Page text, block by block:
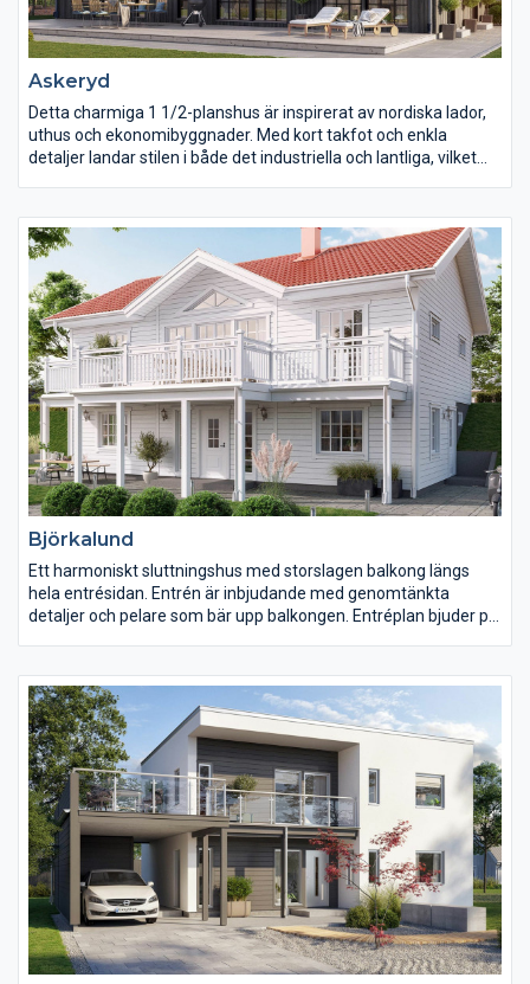
Askeryd
Detta charmiga 1 1/2-planshus är inspirerat av nordiska lador,
uthus och ekonomibyggnader. Med kort takfot och enkla
detaljer landar stilen i både det industriella och lantliga, vilket
öppenhet. Kök, matplats och vardagsrum skapar ett luftigt och
härligt samspel, och tack vare ryggåstaket skapas en rymd som
är svår att slå. På bottenplan hittar man ett stort sovrum med
bra garderobsförvaring och närhet till badrum.
Björkalund
Ett harmoniskt sluttningshus med storslagen balkong längs
hela entrésidan. Entrén är inbjudande med genomtänkta
detaljer och pelare som bär upp balkongen. Entréplan bjuder på
till tvättstugan. På husets andra plan möts man av en öppen
planlösning med stort kök och köksö, och rymlig matplats med
mycket ljus från två väderstreck. Här finns även fina detaljer,
som ryggåstak som ger härlig volym.